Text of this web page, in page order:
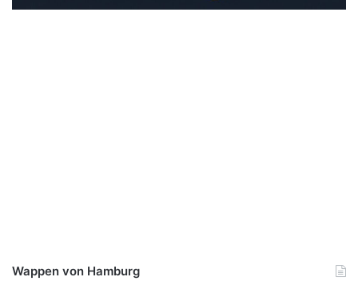
Wappen von Hamburg